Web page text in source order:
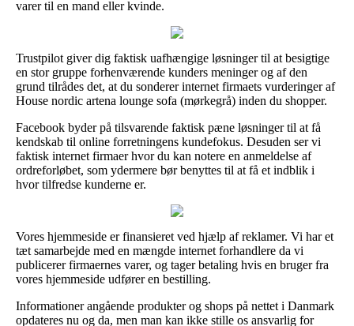
varer til en mand eller kvinde.
Trustpilot giver dig faktisk uafhængige løsninger til at besigtige
en stor gruppe forhenværende kunders meninger og af den
grund tilrådes det, at du sonderer internet firmaets vurderinger af
House nordic artena lounge sofa (mørkegrå) inden du shopper.
Facebook byder på tilsvarende faktisk pæne løsninger til at få
kendskab til online forretningens kundefokus. Desuden ser vi
faktisk internet firmaer hvor du kan notere en anmeldelse af
ordreforløbet, som ydermere bør benyttes til at få et indblik i
hvor tilfredse kunderne er.
Vores hjemmeside er finansieret ved hjælp af reklamer. Vi har et
tæt samarbejde med en mængde internet forhandlere da vi
publicerer firmaernes varer, og tager betaling hvis en bruger fra
vores hjemmeside udfører en bestilling.
Informationer angående produkter og shops på nettet i Danmark
opdateres nu og da, men man kan ikke stille os ansvarlig for